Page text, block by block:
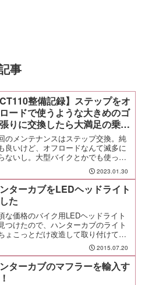
事
CT110整備記録】ステップをオ
ードで使うような大きめのゴ
りに交換したら大満足の乗り
のメンテナンスはステップ交換。純
良いけど、オフロードなんて滅多に
ないし。大型バイクとかでも使って
るようなタイプに変更した。結果、ゆ
たりと足を乗せてられる快適さを手に
たぜ。
2023.01.30
ターカブをLEDヘッドライト
た
な価格のバイク用LEDヘッドライト
つけたので、ハンターカブのライト
ょこっとだけ改造して取り付けてみ
。今までよりも明るくて純白の光に感
2015.07.20
ターカブのマフラーを輸入す